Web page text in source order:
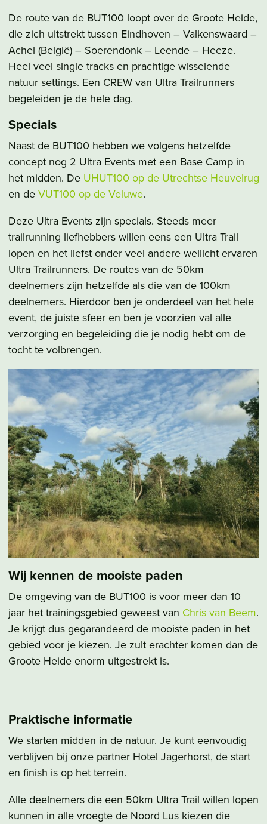
De route van de BUT100 loopt over de Groote Heide,
die zich uitstrekt tussen Eindhoven – Valkenswaard –
Achel (België) – Soerendonk – Leende – Heeze.
Heel veel single tracks en prachtige wisselende
natuur settings. Een CREW van Ultra Trailrunners
begeleiden je de hele dag.
Specials
Naast de BUT100 hebben we volgens hetzelfde
concept nog 2 Ultra Events met een Base Camp in
het midden. De UHUT100 op de Utrechtse Heuvelrug
en deVUT100 op de Veluwe.
Deze Ultra Events zijn specials. Steeds meer
trailrunning liefhebbers willen eens een Ultra Trail
lopen en het liefst onder veel andere wellicht ervaren
Ultra Trailrunners. De routes van de 50km
deelnemers zijn hetzelfde als die van de 100km
deelnemers. Hierdoor ben je onderdeel van het hele
event, de juiste sfeer en ben je voorzien val alle
verzorging en begeleiding die je nodig hebt om de
tocht te volbrengen.
Wij kennen de mooiste paden
De omgeving van de BUT100 is voor meer dan 10
jaar het trainingsgebied geweest van Chris van Beem.
Je krijgt dus gegarandeerd de mooiste paden in het
gebied voor je kiezen. Je zult erachter komen dan de
Groote Heide enorm uitgestrekt is.
Praktische informatie
We starten midden in de natuur. Je kunt eenvoudig
verblijven bij onze partner Hotel Jagerhorst, de start
en finish is op het terrein.
Alle deelnemers die een 50km Ultra Trail willen lopen
kunnen in alle vroegte de Noord Lus kiezen die